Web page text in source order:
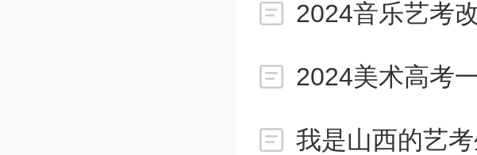
策，不过随着教育
提高美育以及体育
2024美术高考
我是山西的艺